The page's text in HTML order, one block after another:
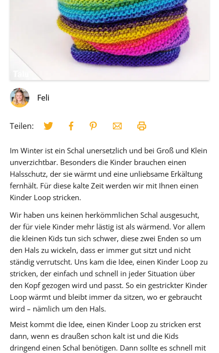
Feli
Teilen:
Im Winter ist ein Schal unersetzlich und bei Groß und Klein
unverzichtbar. Besonders die Kinder brauchen einen
Halsschutz, der sie wärmt und eine unliebsame Erkältung
fernhält. Für diese kalte Zeit werden wir mit Ihnen einen
Kinder Loop stricken.
Wir haben uns keinen herkömmlichen Schal ausgesucht,
der für viele Kinder mehr lästig ist als wärmend. Vor allem
die kleinen Kids tun sich schwer, diese zwei Enden so um
den Hals zu wickeln, dass er immer gut sitzt und nicht
ständig verrutscht. Uns kam die Idee, einen Kinder Loop zu
stricken, der einfach und schnell in jeder Situation über
den Kopf gezogen wird und passt. So ein gestrickter Kinder
Loop wärmt und bleibt immer da sitzen, wo er gebraucht
wird – nämlich um den Hals.
Meist kommt die Idee, einen Kinder Loop zu stricken erst
dann, wenn es draußen schon kalt ist und die Kids
dringend einen Schal benötigen. Dann sollte es schnell mit